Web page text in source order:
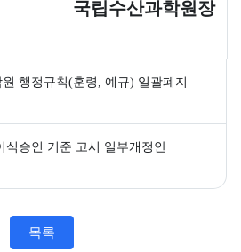
국립수산과학원장
행정규칙(훈령, 예규) 일괄폐지
식승인 기준 고시 일부개정안
목록